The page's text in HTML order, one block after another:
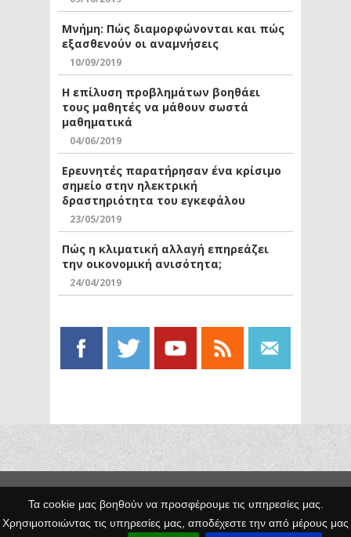
Τα cookie μας βοηθούν να προσφέρουμε τις υπηρεσίες μας.
Χρησιμοποιώντας τις υπηρεσίες μας, αποδέχεστε την από μέρους μας
Μνήμη: Πώς διαμορφώνονται και πώς
εξασθενούν οι αναμνήσεις
10/09/2019
Η επίλυση προβλημάτων βοηθάει
τους μαθητές να μάθουν σωστά
μαθηματικά
04/06/2019
Ερευνητές παρατήρησαν ένα κρίσιμο
σημείο στην ηλεκτρική
δραστηριότητα του εγκεφάλου
23/05/2019
Πώς η κλιματική αλλαγή επηρεάζει
την οικονομική ανισότητα;
24/04/2019
Κατασκευή
Ιστοσελίδων